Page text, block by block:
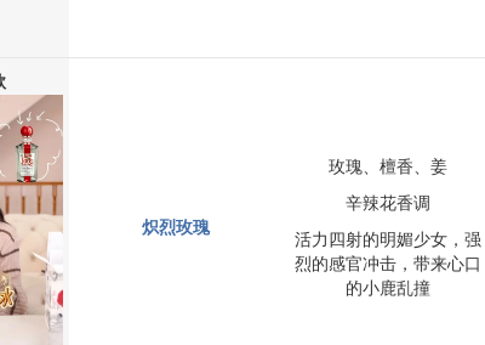
炽烈玫瑰
玫瑰、檀香、姜
辛辣花香调
活力四射的明媚少女，强
烈的感官冲击，带来心口
的小鹿乱撞